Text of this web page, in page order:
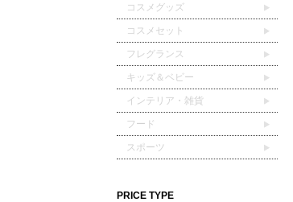
コスメグッズ
コスメセット
フレグランス
キッズ＆ベビー
インテリア・雑貨
フード
スポーツ
PRICE TYPE